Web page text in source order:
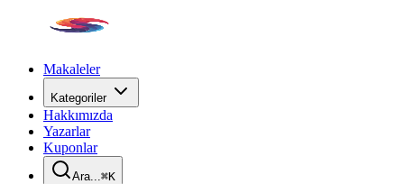
Makaleler
Kategoriler
Hakkımızda
Yazarlar
Kuponlar
Ara...⌘K